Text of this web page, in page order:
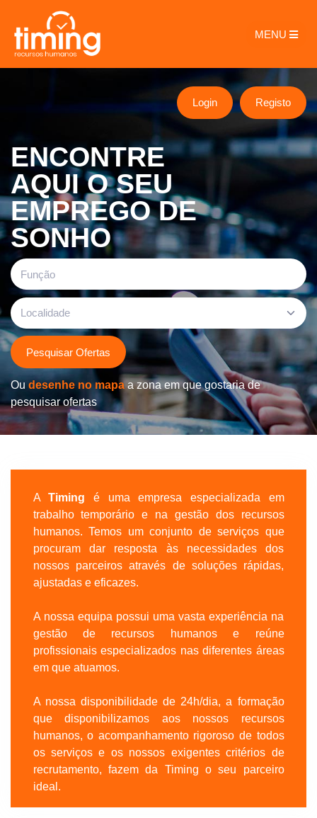
MENU
Registo
Login
ENCONTRE
AQUI O SEU
EMPREGO DE
SONHO
Localidade
Pesquisar Ofertas
Ou desenhe no mapaa zona em que gostaria de
pesquisar ofertas
ATiming é uma empresa especializada em
trabalho temporário e na gestão dos recursos
humanos. Temos um conjunto de serviços que
procuram dar resposta às necessidades dos
nossos parceiros através de soluções rápidas,
ajustadas e eficazes.
A nossa equipa possui uma vasta experiência na
gestão de recursos humanos e reúne
profissionais especializados nas diferentes áreas
em que atuamos.
A nossa disponibilidade de 24h/dia, a formação
que disponibilizamos aos nossos recursos
humanos, o acompanhamento rigoroso de todos
os serviços e os nossos exigentes critérios de
recrutamento, fazem da Timing o seu parceiro
ideal.